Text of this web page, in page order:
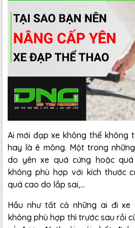
Ai mới đạp xe không thể không
hay là ê mông. Một trong
do yên xe quá cứng hoặc
không phù hợp với kích thước
quá cao do lắp sai,...
Hầu như tất cả những ai đi xe
không phù hợp thì trước sau rồi